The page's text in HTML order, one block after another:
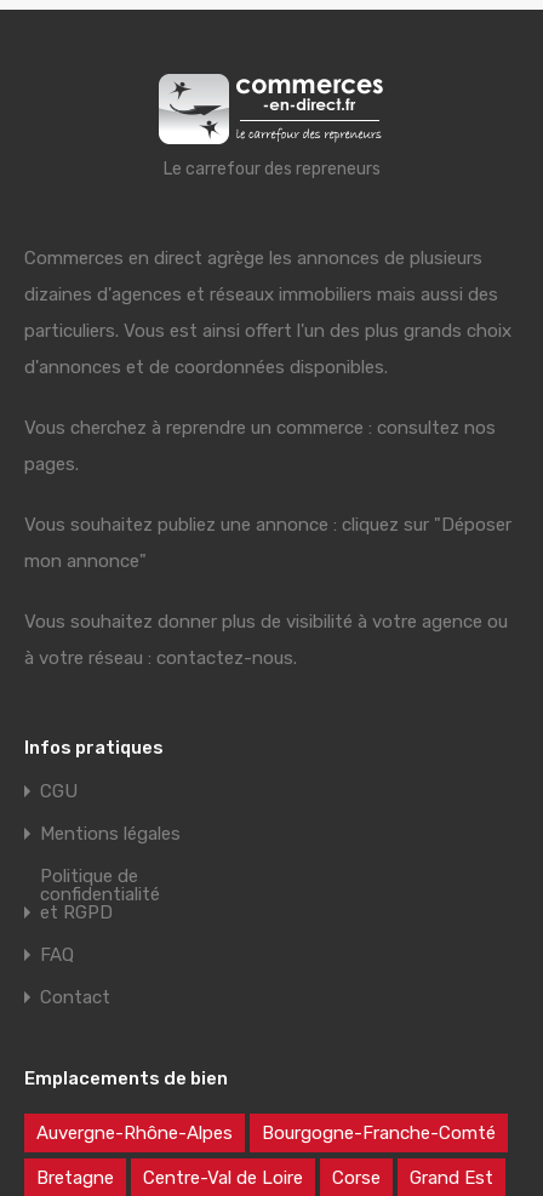
Le carrefour des repreneurs
Commerces en direct agrège les annonces de plusieurs
dizaines d'agences et réseaux immobiliers mais aussi des
particuliers. Vous est ainsi offert l'un des plus grands choix
d'annonces et de coordonnées disponibles.
Vous cherchez à reprendre un commerce : consultez nos
pages.
Vous souhaitez publiez une annonce : cliquez sur "Déposer
mon annonce"
Vous souhaitez donner plus de visibilité à votre agence ou
à votre réseau : contactez-nous.
Infos pratiques
CGU
Mentions légales
Politique de
confidentialité
et RGPD
FAQ
Contact
Emplacements de bien
Auvergne-Rhône-Alpes Bourgogne-Franche-Comté
Bretagne Centre-Val de Loire Corse Grand Est